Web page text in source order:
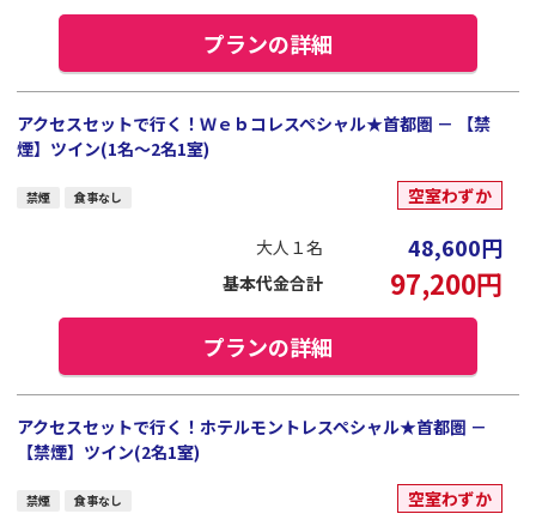
プランの詳細
アクセスセットで行く！Ｗｅｂコレスペシャル★首都圏 － 【禁
煙】ツイン(1名～2名1室)
禁煙 食事なし 空室わずか
大人１名 48,600円
基本代金合計 97,200円
プランの詳細
アクセスセットで行く！ホテルモントレスペシャル★首都圏 －
【禁煙】ツイン(2名1室)
禁煙 食事なし 空室わずか